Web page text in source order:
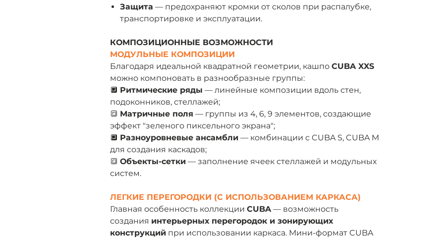
Защита — предохраняют кромки от сколов при распалубке,
транспортировке и эксплуатации.
КОМПОЗИЦИОННЫЕ ВОЗМОЖНОСТИ
МОДУЛЬНЫЕ КОМПОЗИЦИИ
Благодаря идеальной квадратной геометрии, кашпо CUBA XXS
можно компоновать в разнообразные группы:
🔲 Ритмические ряды — линейные композиции вдоль стен,
подоконников, стеллажей;
🔳 Матричные поля — группы из 4, 6, 9 элементов, создающие
эффект "зеленого пиксельного экрана";
🔲 Разноуровневые ансамбли — комбинации с CUBA S, CUBA M
для создания каскадов;
🔳 Объекты-сетки — заполнение ячеек стеллажей и модульных
систем.
ЛЕГКИЕ ПЕРЕГОРОДКИ (С ИСПОЛЬЗОВАНИЕМ КАРКАСА)
Главная особенность коллекции CUBA— возможность
создания интерьерных перегородок и зонирующих
конструкций при использовании каркаса. Мини-формат CUBA